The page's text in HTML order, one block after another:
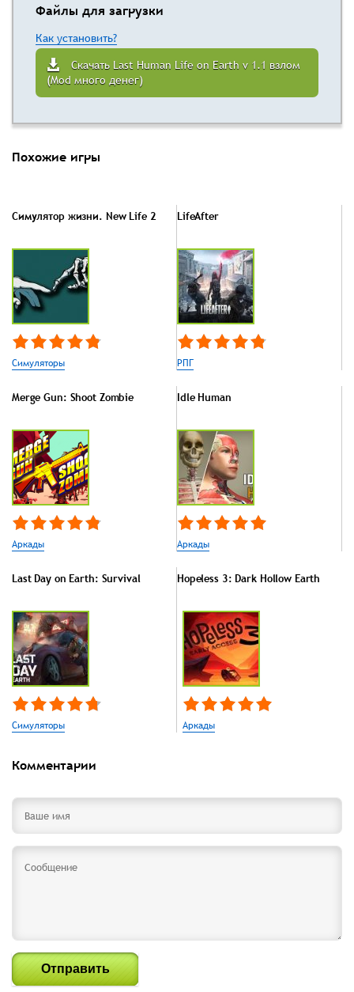
Файлы для загрузки
Как установить?
Скачать Last Human Life on Earth v 1.1 взлом
(Mod много денег)
Похожие игры
Симулятор жизни. New Life 2
Симуляторы
LifeAfter
РПГ
Merge Gun: Shoot Zombie
Аркады
Idle Human
Аркады
Last Day on Earth: Survival
Симуляторы
Hopeless 3: Dark Hollow Earth
Аркады
Комментарии
Отправить